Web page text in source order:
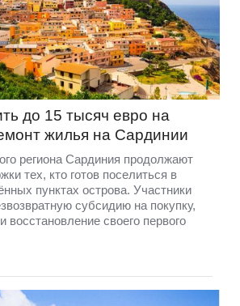
до 15 тысяч евро на
жилья на Сардинии
региона Сардиния продолжают
тех, кто готов поселиться в
пунктах острова. Участники
субсидию на покупку,
восстановление своего первого